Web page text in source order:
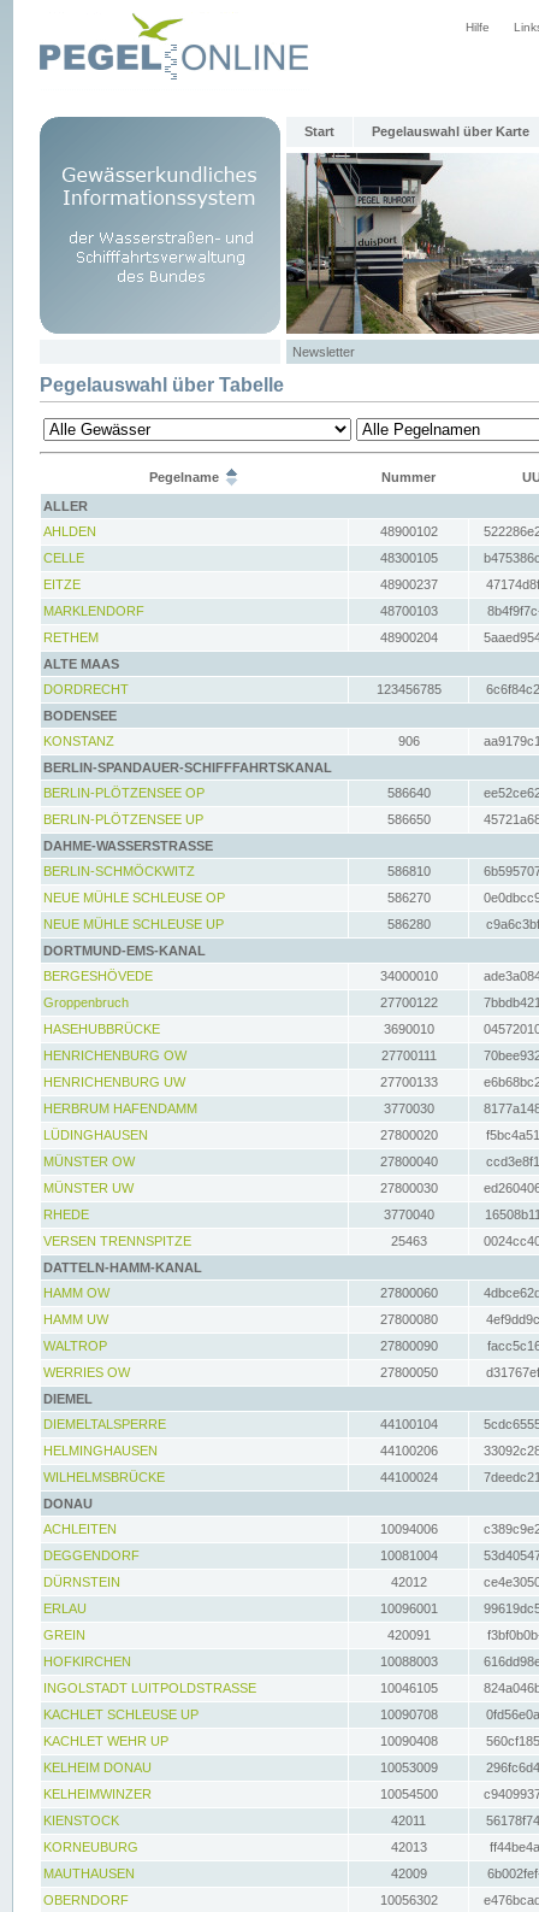
Hilfe
Start Pegelauswahl über Karte
Newsletter
Pegelauswahl über Tabelle
Pegelname Nummer
ALLER
AHLDEN
48900102
CELLE
48300105
EITZE
48900237
MARKLENDORF
48700103
RETHEM
48900204
ALTE MAAS
DORDRECHT
123456785
BODENSEE
KONSTANZ
906
BERLIN-SPANDAUER-SCHIFFFAHRTSKANAL
BERLIN-PLÖTZENSEE OP
586640
BERLIN-PLÖTZENSEE UP
586650
DAHME-WASSERSTRASSE
BERLIN-SCHMÖCKWITZ
586810
NEUE MÜHLE SCHLEUSE OP
586270
NEUE MÜHLE SCHLEUSE UP
586280
DORTMUND-EMS-KANAL
BERGESHÖVEDE
34000010
Groppenbruch
27700122
HASEHUBBRÜCKE
3690010
HENRICHENBURG OW
27700111
HENRICHENBURG UW
27700133
HERBRUM HAFENDAMM
3770030
LÜDINGHAUSEN
27800020
MÜNSTER OW
27800040
MÜNSTER UW
27800030
RHEDE
3770040
VERSEN TRENNSPITZE
25463
DATTELN-HAMM-KANAL
HAMM OW
27800060
HAMM UW
27800080
WALTROP
27800090
WERRIES OW
27800050
DIEMEL
DIEMELTALSPERRE
44100104
HELMINGHAUSEN
44100206
WILHELMSBRÜCKE
44100024
DONAU
ACHLEITEN
10094006
DEGGENDORF
10081004
DÜRNSTEIN
42012
ERLAU
10096001
GREIN
420091
HOFKIRCHEN
10088003
INGOLSTADT LUITPOLDSTRASSE
10046105
KACHLET SCHLEUSE UP
10090708
KACHLET WEHR UP
10090408
KELHEIM DONAU
10053009
KELHEIMWINZER
10054500
KIENSTOCK
42011
KORNEUBURG
42013
MAUTHAUSEN
42009
OBERNDORF
10056302